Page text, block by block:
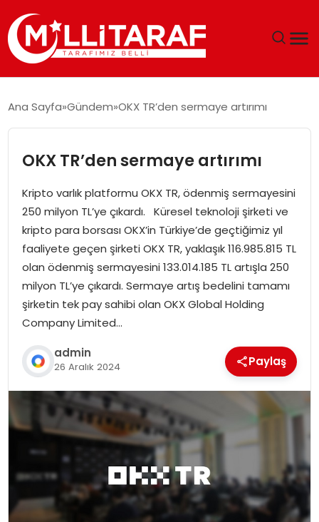
ÖZEL SAYFALAR
TEKNOLOJI
EKONOMI
SPOR
SIYASET
MAGAZIN
Ana Sayfa Gündem OKX TR’den sermaye artırımı
OKX TR’den sermaye artırımı
Kripto varlık platformu OKX TR, ödenmiş sermayesini
250 milyon TL’ye çıkardı. Küresel teknoloji şirketi ve
kripto para borsası OKX’in Türkiye’de geçtiğimiz yıl
faaliyete geçen şirketi OKX TR, yaklaşık 116.985.815 TL
olan ödenmiş sermayesini 133.014.185 TL artışla 250
milyon TL’ye çıkardı. Sermaye artış bedelini tamamı
şirketin tek pay sahibi olan OKX Global Holding
Company Limited…
admin
26 Aralık 2024 Paylaş